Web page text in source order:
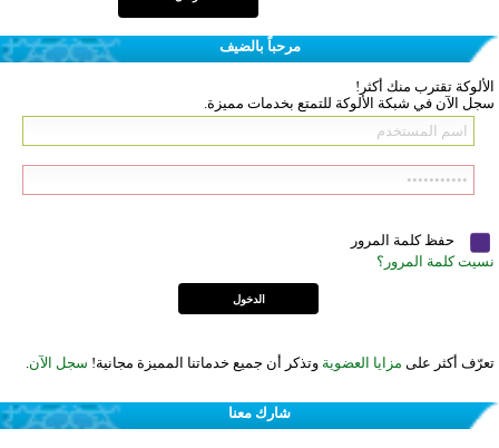
مرحباً بالضيف
الألوكة تقترب منك أكثر!
سجل الآن في شبكة الألوكة للتمتع بخدمات مميزة.
حفظ كلمة المرور
نسيت كلمة المرور؟
تعرّف أكثر على مزايا العضوية وتذكر أن جميع خدماتنا المميزة مجانية! سجل الآن.
شارك معنا